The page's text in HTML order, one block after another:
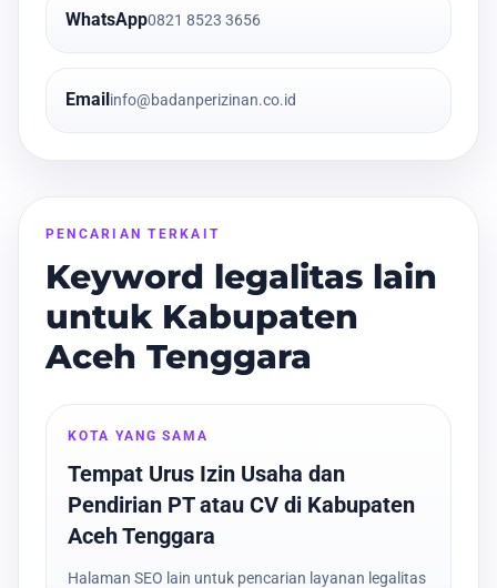
WhatsApp0821 8523 3656
Email info@badanperizinan.co.id
PENCARIAN TERKAIT
Keyword legalitas lain
untuk Kabupaten
Aceh Tenggara
KOTA YANG SAMA
Tempat Urus Izin Usaha dan
Pendirian PT atau CV di Kabupaten
Aceh Tenggara
Halaman SEO lain untuk pencarian layanan legalitas